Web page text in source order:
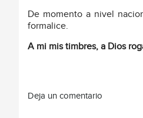
De momento a nivel
formalice.
A mi mis timbres, a Dios
Deja un comentario